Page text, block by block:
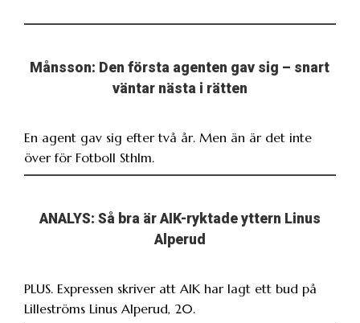
Månsson: Den första agenten gav sig – snart
väntar nästa i rätten
En agent gav sig efter två år. Men än är det inte
över för Fotboll Sthlm.
ANALYS: Så bra är AIK-ryktade yttern Linus
Alperud
PLUS. Expressen skriver att AIK har lagt ett bud på
Lilleströms Linus Alperud, 20.